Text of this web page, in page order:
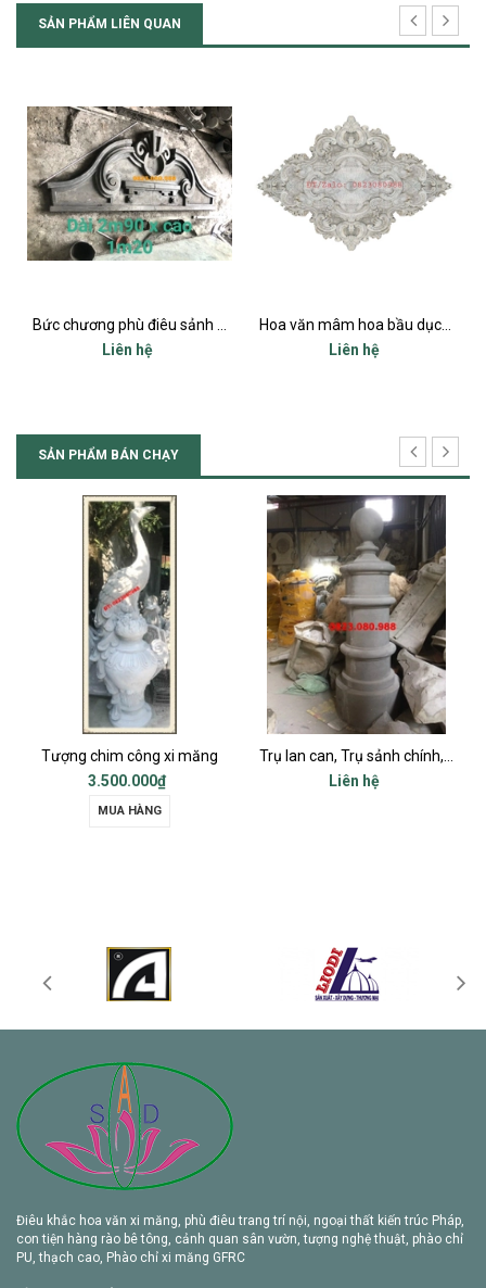
SẢN PHẨM LIÊN QUAN
Liên hệ
Hoa văn mâm hoa bầu dục trang trí trần và tường ô cửa sổ mặt tiền
Liên hệ
SẢN PHẨM BÁN CHẠY
Tượng chim công xi măng
3.500.000₫
MUA HÀNG
Liên hệ
Điêu khắc hoa văn xi măng, phù điêu trang trí nội, ngoại thất kiến trúc Pháp,
con tiện hàng rào bê tông, cảnh quan sân vườn, tượng nghệ thuật, phào chỉ
PU, thạch cao, Phào chỉ xi măng GFRC